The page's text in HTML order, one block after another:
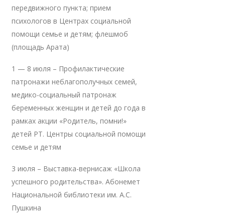
передвижного пункта; прием
психологов в Центрах социальной
помощи семье и детям; флешмоб
(площадь Арата)
1 — 8 июля – Профилактические
патронажи неблагополучных семей,
медико-социальный патронаж
беременных женщин и детей до года в
рамках акции «Родитель, помни!»
детей РТ. Центры социальной помощи
семье и детям
3 июля – Выставка-вернисаж «Школа
успешного родительства». Абонемет
Национальной библиотеки им. А.С.
Пушкина